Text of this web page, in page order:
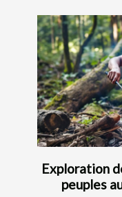
Exploration
peuples